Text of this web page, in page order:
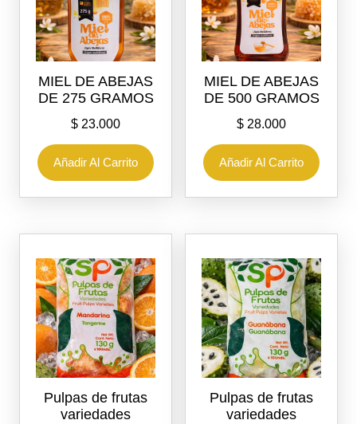
MIEL DE ABEJAS
DE 275 GRAMOS
$ 23.000
Añadir Al Carrito
MIEL DE ABEJAS
DE 500 GRAMOS
$ 28.000
Añadir Al Carrito
Pulpas de frutas
variedades
Pulpas de frutas
variedades